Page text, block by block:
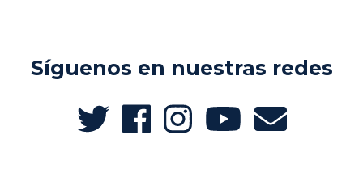
Síguenos en nuestras redes